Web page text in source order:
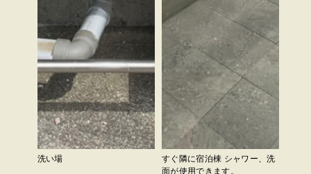
洗い場
すぐ隣に宿泊棟 シャワー、洗
面が使用できます。